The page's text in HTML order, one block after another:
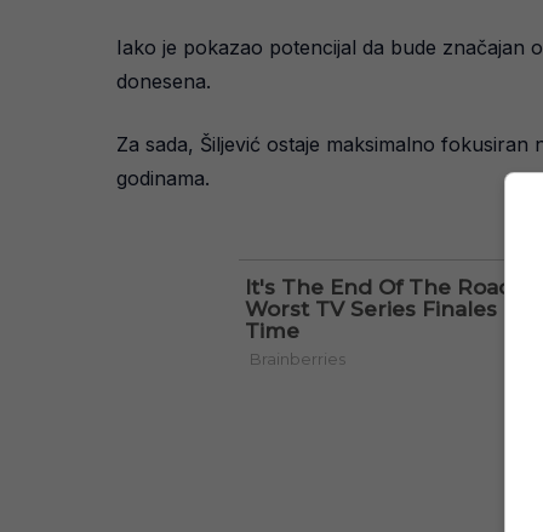
Iako je pokazao potencijal da bude značajan
donesena.
Za sada, Šiljević ostaje maksimalno
godinama.